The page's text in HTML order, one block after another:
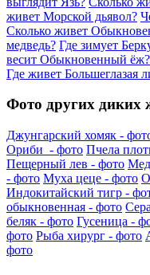
живет Морской дьявол?
Сколько живет
медведь? Где зимует
весит Обыкновенный ёж?
Где живет Большеглазая
Фото других диких
Джунгарский хомяк -
Ориби - фото Пчела
Пещерный лев - фото
- фото Муха цеце - фото
Индокитайский тигр -
обыкновенная - фото
беляк - фото Гусеница -
фото Рыба хирург - фото
фото